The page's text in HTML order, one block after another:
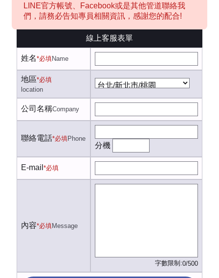
LINE官方帳號、Facebook或是其他管道聯絡我
們，請務必告知專員相關資訊，感謝您的配合!
線上客服表單
姓名*必填Name
地區*必填
location
公司名稱Company
聯絡電話*必填Phone
分機
E-mail *必填
內容*必填Message
字數限制:0/500